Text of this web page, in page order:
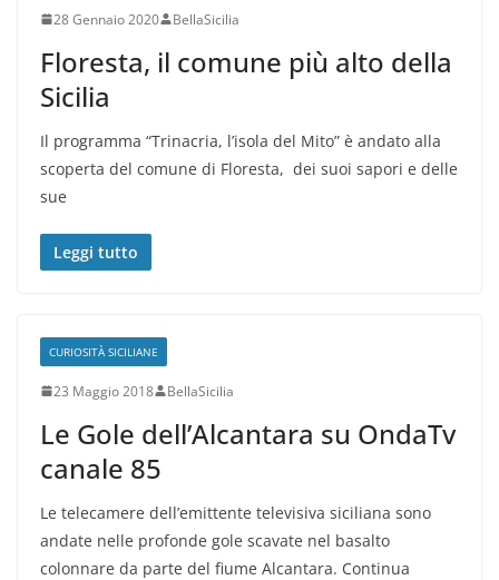
28 Gennaio 2020 BellaSicilia
Floresta, il comune più alto della
Sicilia
Il programma “Trinacria, l’isola del Mito” è andato alla
scoperta del comune di Floresta, dei suoi sapori e delle
sue
Leggi tutto
CURIOSITÀ SICILIANE
23 Maggio 2018 BellaSicilia
Le Gole dell’Alcantara su OndaTv
canale 85
Le telecamere dell’emittente televisiva siciliana sono
andate nelle profonde gole scavate nel basalto
colonnare da parte del fiume Alcantara. Continua